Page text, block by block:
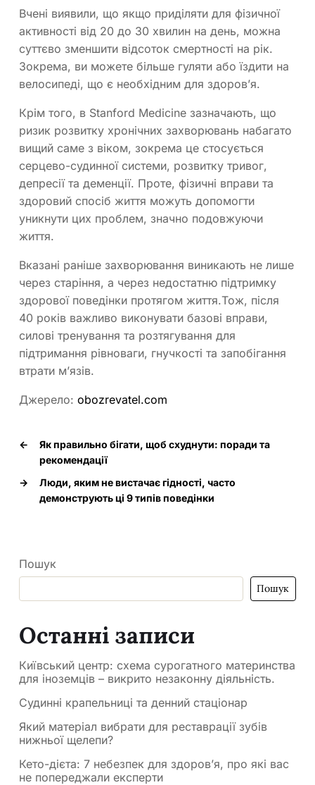
Вчені виявили, що якщо приділяти для фізичної
активності від 20 до 30 хвилин на день, можна
суттєво зменшити відсоток смертності на рік.
Зокрема, ви можете більше гуляти або їздити на
велосипеді, що є необхідним для здоров’я.
Крім того, в Stanford Medicine зазначають, що
ризик розвитку хронічних захворювань набагато
вищий саме з віком, зокрема це стосується
серцево-судинної системи, розвитку тривог,
депресії та деменції. Проте, фізичні вправи та
здоровий спосіб життя можуть допомогти
уникнути цих проблем, значно подовжуючи
життя.
Вказані раніше захворювання виникають не лише
через старіння, а через недостатню підтримку
здорової поведінки протягом життя.Тож, після
40 років важливо виконувати базові вправи,
силові тренування та розтягування для
підтримання рівноваги, гнучкості та запобігання
втрати м’язів.
Джерело: obozrevatel.com
←
Як правильно бігати, щоб схуднути: поради та
рекомендації
→
Люди, яким не вистачає гідності, часто
демонструють ці 9 типів поведінки
Пошук
Пошук
Останні записи
Київський центр: схема сурогатного материнства
для іноземців – викрито незаконну діяльність.
Судинні крапельниці та денний стаціонар
Який матеріал вибрати для реставрації зубів
нижньої щелепи?
Кето-дієта: 7 небезпек для здоров’я, про які вас
не попереджали експерти